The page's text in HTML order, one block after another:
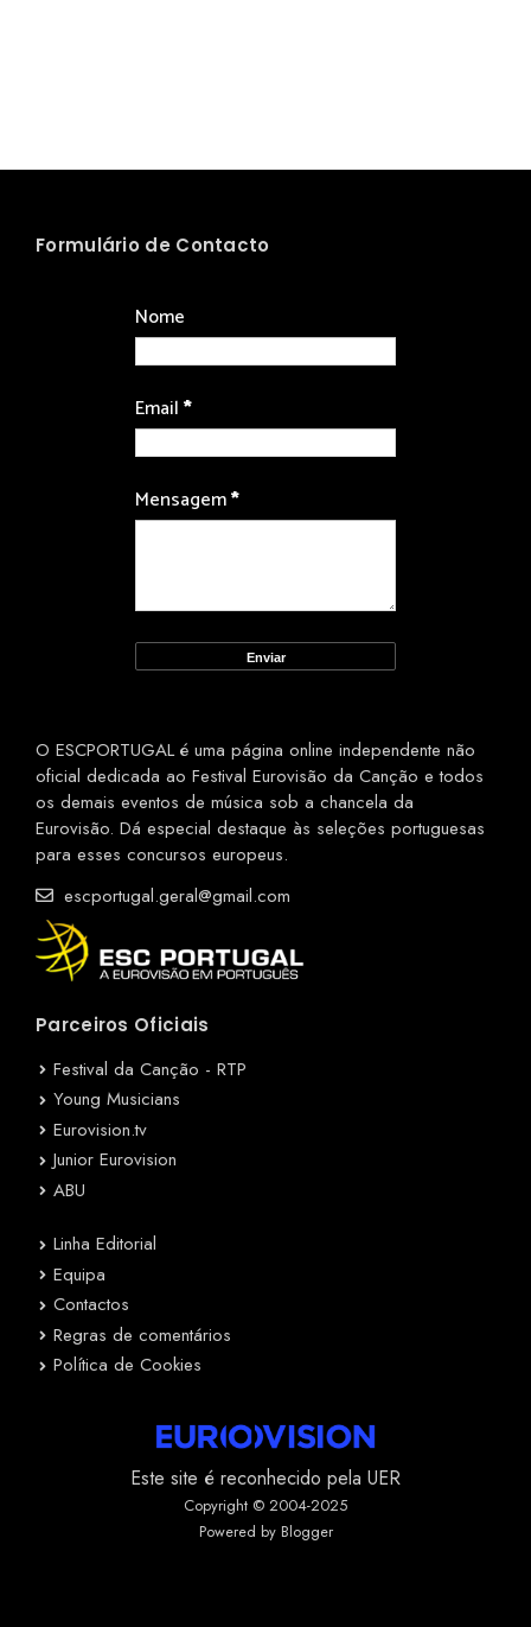
Formulário de Contacto
Nome
Email*
Mensagem*
O ESCPORTUGAL é uma página online independente não
oficial dedicada ao Festival Eurovisão da Canção e todos
os demais eventos de música sob a chancela da
Eurovisão. Dá especial destaque às seleções portuguesas
para esses concursos europeus.
escportugal.geral@gmail.com
Parceiros Oficiais
Festival da Canção - RTP
Young Musicians
Eurovision.tv
Junior Eurovision
ABU
Linha Editorial
Equipa
Contactos
Regras de comentários
Política de Cookies
Este site é reconhecido pela UER
Copyright © 2004-2025
Powered by Blogger